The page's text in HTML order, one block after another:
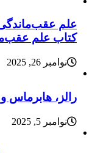
علم
کتاب علم
نوامبر 26, 2025
رالز، هابرماس
نوامبر 5, 2025